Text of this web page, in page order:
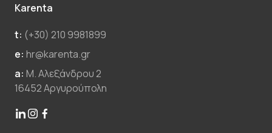
Karenta
t: (+30) 210 9981899
e: hr@karenta.gr
a: Μ. Αλεξάνδρου 2
16452 Αργυρούπολη